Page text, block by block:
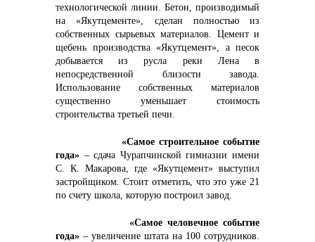
технологической линии. Бетон, производимый
на «Якутцементе», сделан полностью из
собственных сырьевых материалов. Цемент и
щебень производства «Якутцемент», а песок
добывается из русла реки Лена в
непосредственной близости завода.
Использование собственных материалов
существенно уменьшает стоимость
строительства третьей печи.
«Самое строительное событие
года» – сдача Чурапчинской гимназии имени
С. К. Макарова, где «Якутцемент» выступил
застройщиком. Стоит отметить, что это уже 21
по счету школа, которую построил завод.
«Самое человечное событие
года» – увеличение штата на 100 сотрудников.